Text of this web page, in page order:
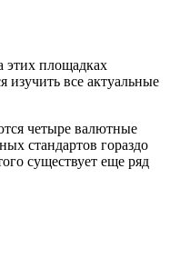
этих площадках
все актуальные
четыре валютные
стандартов гораздо
существует еще ряд